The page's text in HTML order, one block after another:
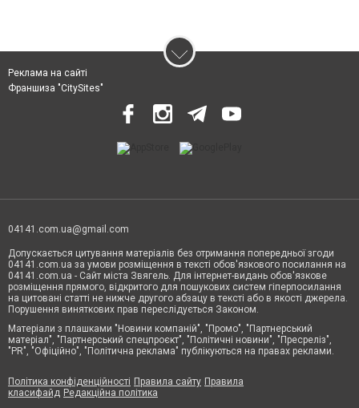
Реклама на сайті
Франшиза "CitySites"
04141.com.ua@gmail.com
Допускається цитування матеріалів без отримання попередньої згоди
04141.com.ua за умови розміщення в тексті обов'язкового посилання на
04141.com.ua - Сайт міста Звягель. Для інтернет-видань обов'язкове
розміщення прямого, відкритого для пошукових систем гіперпосилання
на цитовані статті не нижче другого абзацу в тексті або в якості джерела.
Порушення виняткових прав переслідується Законом.
Матеріали з плашками "Новини компаній", "Промо", "Партнерський
матеріал", "Партнерський спецпроєкт", "Політичні новини", "Пресреліз",
"PR", "Офіційно", "Політична реклама" публікуються на правах реклами.
Політика конфіденційності Правила сайту Правила
класифайд Редакційна політика